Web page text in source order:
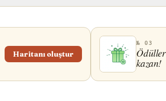
Haritanı oluştur
№ 03
Ödüller
kazan!